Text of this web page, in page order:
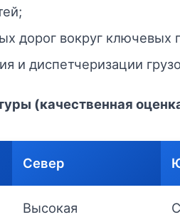
дорог вокруг ключевых
и диспетчеризации
(качественная
Север
Высокая